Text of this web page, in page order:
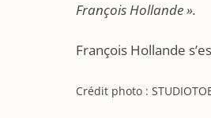
François Hollande ».
François Hollande
Crédit photo :